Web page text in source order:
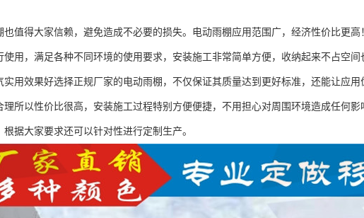
也值得大家信赖，避免造成不必要的损失。电动雨棚应用范围广，经济性价比更
使用，满足各种不同环境的使用要求，安装施工非常简单方便，收纳起来不占空间
实用效果好选择正规厂家的电动雨棚，不仅保证其质量达到更好标准，还能让应
理所以性价比很高，安装施工过程特别方便便捷，不用担心对周围环境造成任何
根据大家要求还可以针对性进行定制生产。